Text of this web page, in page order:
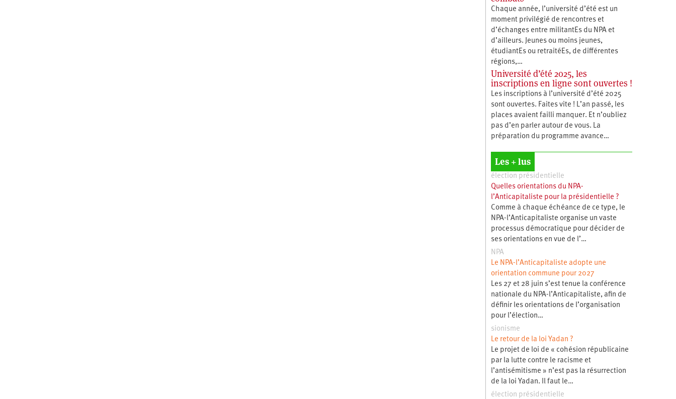
Chaque année, l’université d’été est un
moment privilégié de rencontres et
d’échanges entre militantEs du NPA et
d’ailleurs. Jeunes ou moins jeunes,
étudiantEs ou retraitéEs, de différentes
régions,…
Université d’été 2025, les
inscriptions en ligne sont ouvertes !
Les inscriptions à l’université d’été 2025
sont ouvertes. Faites vite ! L’an passé, les
places avaient failli manquer. Et n’oubliez
pas d’en parler autour de vous. La
préparation du programme avance…
Les + lus
élection présidentielle
Quelles orientations du NPA-
l’Anticapitaliste pour la présidentielle ?
Comme à chaque échéance de ce type, le
NPA-l’Anticapitaliste organise un vaste
processus démocratique pour décider de
ses orientations en vue de l’…
NPA
Le NPA-l’Anticapitaliste adopte une
orientation commune pour 2027
Les 27 et 28 juin s’est tenue la conférence
nationale du NPA-l’Anticapitaliste, afin de
définir les orientations de l’organisation
pour l’élection…
sionisme
Le retour de la loi Yadan ?
Le projet de loi de « cohésion républicaine
par la lutte contre le racisme et
l’antisémitisme » n’est pas la résurrection
de la loi Yadan. Il faut le…
élection présidentielle